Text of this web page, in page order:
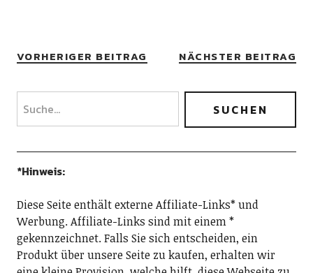
VORHERIGER BEITRAG NÄCHSTER BEITRAG
*Hinweis:
Diese Seite enthält externe Affiliate-Links* und
Werbung. Affiliate-Links sind mit einem *
gekennzeichnet. Falls Sie sich entscheiden, ein
Produkt über unsere Seite zu kaufen, erhalten wir